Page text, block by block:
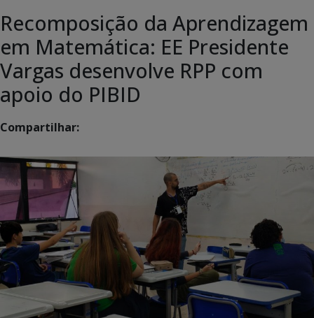
Recomposição da Aprendizagem
em Matemática: EE Presidente
Vargas desenvolve RPP com
apoio do PIBID
Compartilhar: